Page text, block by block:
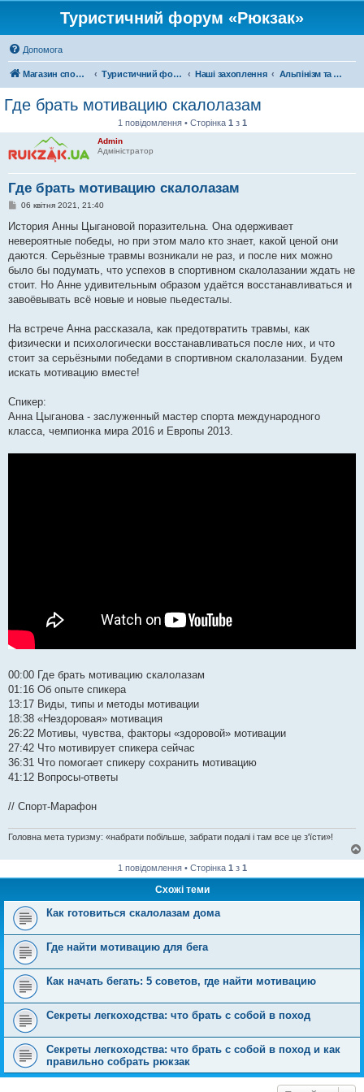
Туристичний форум «Рюкзак»
Допомога
Магазин спорядження Туристичний форум «Рюкзак» Наші захоплення Альпінізм та скелелазіння
Где брать мотивацию скалолазам
1 повідомлення • Сторінка 1 з 1
Admin
Адміністратор
Где брать мотивацию скалолазам
П
в
д
о
л
е
н
06 квітня 2021, 21:40
История Анны Цыгановой поразительна. Она одерживает
невероятные победы, но при этом мало кто знает, какой ценой они
даются. Серьёзные травмы возникали не раз, и после них можно
было бы подумать, что успехов в спортивном скалолазании ждать не
стоит. Но Анне удивительным образом удаётся восстанавливаться и
завоёвывать всё новые и новые пьедесталы.
На встрече Анна рассказала, как предотвратить травмы, как
физически и психологически восстанавливаться после них, и что
стоит за серьёзными победами в спортивном скалолазании. Будем
искать мотивацию вместе!
Спикер:
Анна Цыганова - заслуженный мастер спорта международного
класса, чемпионка мира 2016 и Европы 2013.
00:00​ Где брать мотивацию скалолазам
01:16​ Об опыте спикера
13:17​ Виды, типы и методы мотивации
18:38​ «Нездоровая» мотивация
26:22​ Мотивы, чувства, факторы «здоровой» мотивации
27:42​ Что мотивирует спикера сейчас
36:31​ Что помогает спикеру сохранить мотивацию
41:12​ Вопросы-ответы
// Спорт-Марафон
Головна мета туризму: «набрати побільше, забрати подалі і там все це з'їсти»!
1 повідомлення • Сторінка 1 з 1
Схожі теми
Как готовиться скалолазам дома
Где найти мотивацию для бега
Как начать бегать: 5 советов, где найти мотивацию
Секреты легкоходства: что брать с собой в поход
Секреты легкоходства: что брать с собой в поход и как
правильно собрать рюкзак